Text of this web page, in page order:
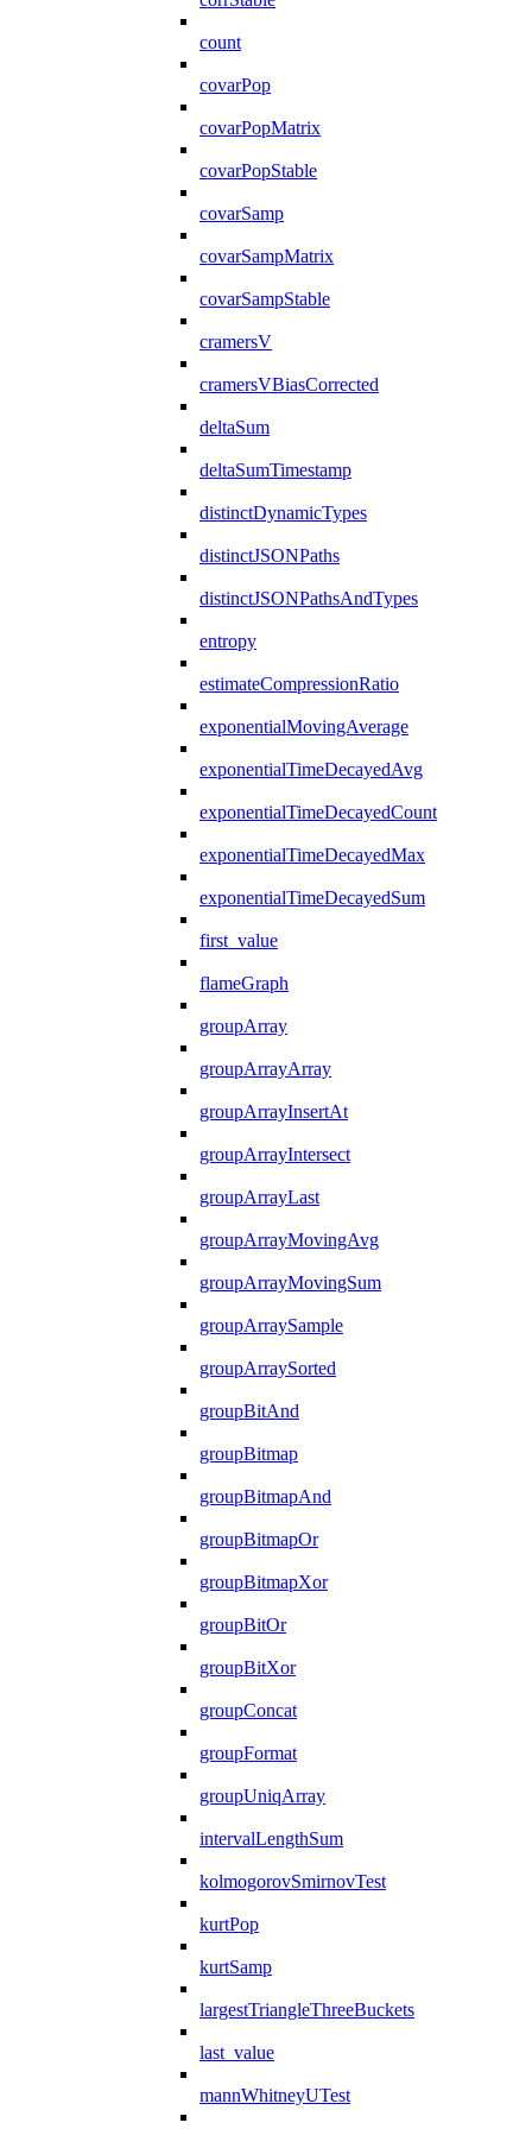
count
covarPop
covarPopMatrix
covarPopStable
covarSamp
covarSampMatrix
covarSampStable
cramersV
cramersVBiasCorrected
deltaSum
deltaSumTimestamp
distinctDynamicTypes
distinctJSONPaths
distinctJSONPathsAndTypes
entropy
estimateCompressionRatio
exponentialMovingAverage
exponentialTimeDecayedAvg
exponentialTimeDecayedCount
exponentialTimeDecayedMax
exponentialTimeDecayedSum
first_value
flameGraph
groupArray
groupArrayArray
groupArrayInsertAt
groupArrayIntersect
groupArrayLast
groupArrayMovingAvg
groupArrayMovingSum
groupArraySample
groupArraySorted
groupBitAnd
groupBitmap
groupBitmapAnd
groupBitmapOr
groupBitmapXor
groupBitOr
groupBitXor
groupConcat
groupFormat
groupUniqArray
intervalLengthSum
kolmogorovSmirnovTest
kurtPop
kurtSamp
largestTriangleThreeBuckets
last_value
mannWhitneyUTest